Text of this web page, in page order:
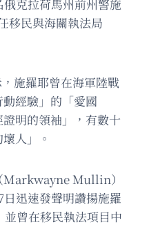
克拉荷馬州前州警施
移民與海關執法局
施羅耶曾在海軍陸戰
經驗」的「愛國
明的領袖」，有數十
人」。
Markwayne Mullin）
迅速發聲明讚揚施羅
曾在移民執法項目中